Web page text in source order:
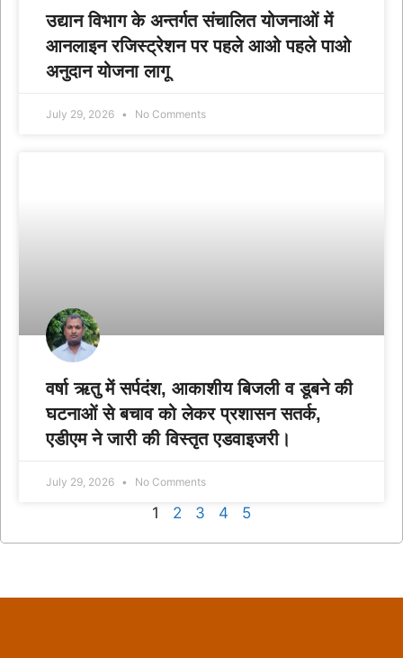
उद्यान विभाग के अन्तर्गत संचालित योजनाओं में
आनलाइन रजिस्ट्रेशन पर पहले आओ पहले पाओ
अनुदान योजना लागू
July 29, 2026 No Comments
वर्षा ऋतु में सर्पदंश, आकाशीय बिजली व डूबने की
घटनाओं से बचाव को लेकर प्रशासन सतर्क,
एडीएम ने जारी की विस्तृत एडवाइजरी।
July 29, 2026 No Comments
1 2 3 4 5